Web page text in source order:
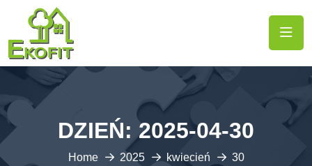
DZIEŃ: 2025-04-30
Home 2025 kwiecień 30